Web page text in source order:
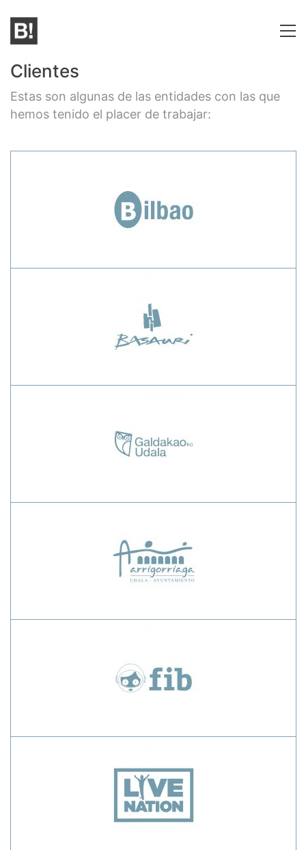
Clientes
Estas son algunas de las entidades con las que
hemos tenido el placer de trabajar: